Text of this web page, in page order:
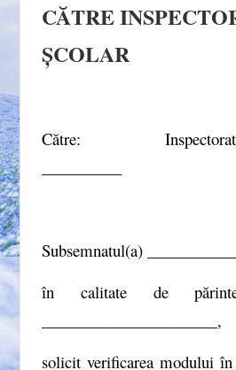
CĂTRE
ȘCOLAR
Către: Inspectoratul
Subsemnatul(a)
în calitate de
______________________,
solicit verificarea modului